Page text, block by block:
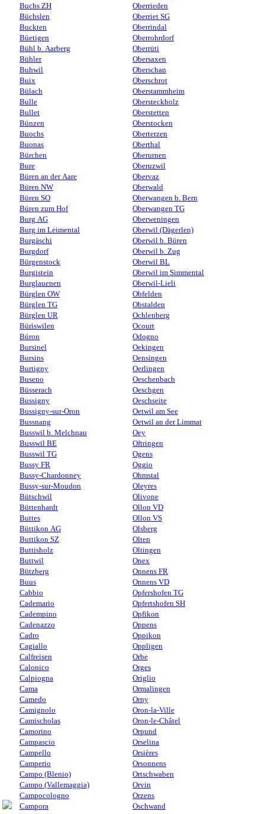
Buchs ZH
Büchslen
Buckten
Büetigen
Bühl b. Aarberg
Bühler
Buhwil
Buix
Bülach
Bulle
Bullet
Bünzen
Buochs
Buonas
Bürchen
Bure
Büren an der Aare
Büren NW
Büren SO
Büren zum Hof
Burg AG
Burg im Leimental
Burgäschi
Burgdorf
Bürgenstock
Burgistein
Burglauenen
Bürglen OW
Bürglen TG
Bürglen UR
Büriswilen
Büron
Bursinel
Bursins
Burtigny
Buseno
Büsserach
Bussigny
Bussigny-sur-Oron
Bussnang
Busswil b. Melchnau
Busswil BE
Busswil TG
Bussy FR
Bussy-Chardonney
Bussy-sur-Moudon
Bütschwil
Büttenhardt
Buttes
Büttikon AG
Buttikon SZ
Buttisholz
Buttwil
Bützberg
Buus
Cabbio
Cademario
Cadempino
Cadenazzo
Cadro
Cagiallo
Calfreisen
Calonico
Calpiogna
Cama
Camedo
Camignolo
Camischolas
Camorino
Campascio
Campello
Camperio
Campo (Blenio)
Campo (Vallemaggia)
Campocologno
Campora
Oberrieden
Oberriet SG
Oberrindal
Oberrohrdorf
Oberrüti
Obersaxen
Oberschan
Oberschrot
Oberstammheim
Obersteckholz
Oberstetten
Oberstocken
Oberterzen
Oberthal
Oberurnen
Oberuzwil
Obervaz
Oberwald
Oberwangen b. Bern
Oberwangen TG
Oberweningen
Oberwil (Dägerlen)
Oberwil b. Büren
Oberwil b. Zug
Oberwil BL
Oberwil im Simmental
Oberwil-Lieli
Obfelden
Obstalden
Ochlenberg
Ocourt
Odogno
Oekingen
Oensingen
Oerlingen
Oeschenbach
Oeschgen
Oeschseite
Oetwil am See
Oetwil an der Limmat
Oey
Oftringen
Ogens
Oggio
Ohmstal
Oleyres
Olivone
Ollon VD
Ollon VS
Olsberg
Olten
Oltingen
Onex
Onnens FR
Onnens VD
Opfershofen TG
Opfertshofen SH
Opfikon
Oppens
Oppikon
Oppligen
Orbe
Orges
Origlio
Ormalingen
Orny
Oron-la-Ville
Oron-le-Châtel
Orpund
Orselina
Orsières
Orsonnens
Ortschwaben
Orvin
Orzens
Oschwand